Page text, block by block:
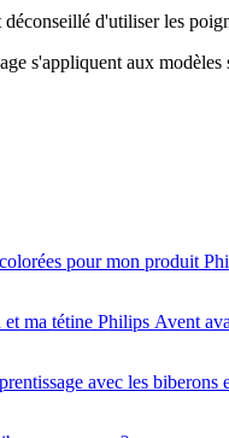
d'utiliser les
s'appliquent aux modèles
pour mon produit
ma tétine Philips Avent
avec les biberons